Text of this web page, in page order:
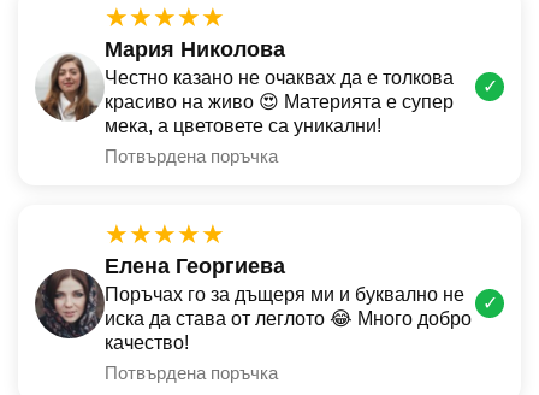
★★★★★
Мария Николова
Честно казано не очаквах да е толкова
красиво на живо 😍 Материята е супер
мека, а цветовете са уникални!
Потвърдена поръчка
✓
★★★★★
Елена Георгиева
Поръчах го за дъщеря ми и буквално не
иска да става от леглото 😂 Много добро
качество!
Потвърдена поръчка
✓